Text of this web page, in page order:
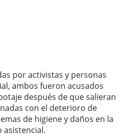
por activistas y personas
ambos fueron acusados
después de que salieran
con el deterioro de
de higiene y daños en la